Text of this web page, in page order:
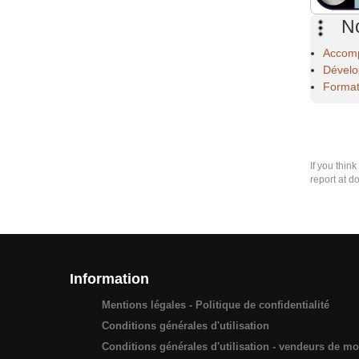
If you
report at
Information
Mentions légales - Politique de confidentialité
Conditions générales d'utilisation
Conditions générales d'utilisation - vendeurs de